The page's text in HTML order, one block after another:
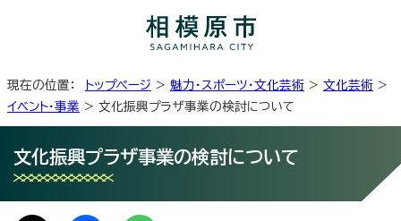
現在の位置： トップページ > 魅力・スポーツ・文化芸術 > 文化芸術 >
イベント・事業 > 文化振興プラザ事業の検討について
文化振興プラザ事業の検討について